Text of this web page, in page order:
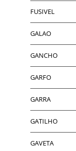
FUSIVEL
GALAO
GANCHO
GARFO
GARRA
GATILHO
GAVETA